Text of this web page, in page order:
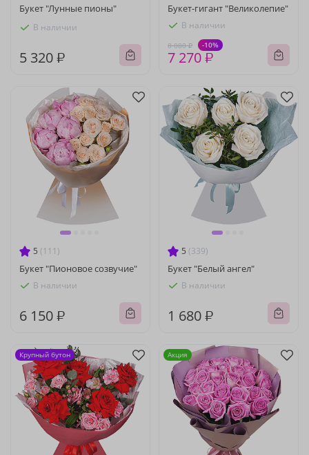
Букет "Лунные пионы"
В наличии
5 320 ₽
Букет-гигант "Великолепие"
В наличии
8 080 ₽ -10%
7 270 ₽
5 (111)
Букет "Пионовое созвучие"
В наличии
6 150 ₽
5 (339)
Букет "Белый ангел"
В наличии
1 680 ₽
Крупный бутон Акция